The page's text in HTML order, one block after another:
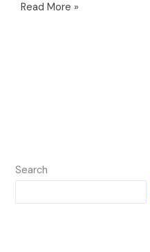
Read More »
Search